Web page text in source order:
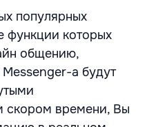
популярных
функции которых
общению,
а будут
скором времени, Вы